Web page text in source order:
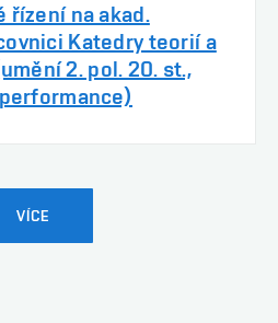
řízení na akad.
Katedry teorií a
2. pol. 20. st.,
VÍCE